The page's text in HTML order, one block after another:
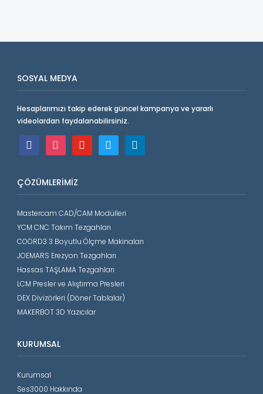
SOSYAL MEDYA
Hesaplarımızı takip ederek güncel kampanya ve yararlı
videolardan faydalanabilirsiniz.
facebook instagramyoutube twitter linkedin
ÇÖZÜMLERIMIZ
Mastercam CAD/CAM Modülleri
YCM CNC Takım Tezgahları
COORD3 3 Boyutlu Ölçme Makinaları
JOEMARS Erezyon Tezgahları
Hassas TAŞLAMA Tezgahları
LCM Presler ve Alıştırma Presleri
DEX Divizörleri (Döner Tablalar)
MAKERBOT 3D Yazıcılar
KURUMSAL
Kurumsal
Ses3000 Hakkında